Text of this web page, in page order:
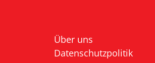
Über uns
Datenschutzpolitik